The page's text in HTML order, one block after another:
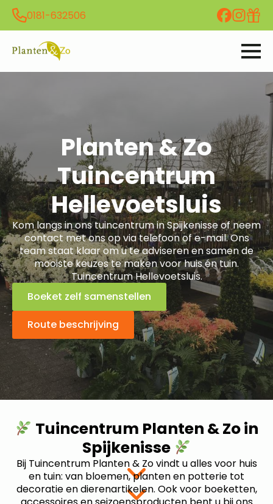
0181-632506
Planten & Zo
Tuincentrum
Hellevoetsluis
Kom langs in ons tuincentrum in Spijkenisse of neem
contact met ons op via telefoon of e-mail. Ons
team staat klaar om u te adviseren en samen de
mooiste keuzes te maken voor huis én tuin.
Tuincentrum Hellevoetsluis.
Boeket zelf samenstellen
Route beschrijving
Tuincentrum Planten & Zo in
Spijkenisse
Bij Tuincentrum Planten & Zo vindt u alles voor huis
en tuin: van bloemen, planten en potterie tot
decoratie en dierenartikelen. Ook voor boeketten,